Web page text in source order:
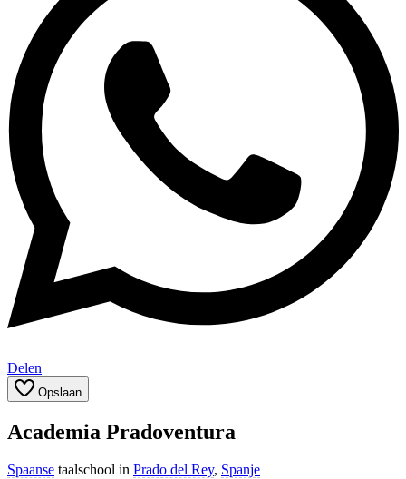
Delen
Opslaan
Academia Pradoventura
Spaanse taalschool in Prado del Rey, Spanje